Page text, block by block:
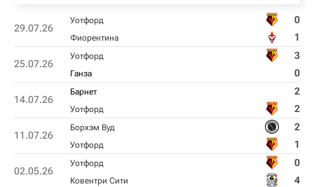
29.07.26
Уотфорд 0
Фиорентина 1
25.07.26
Уотфорд 3
Ганза 0
14.07.26
Барнет 2
Уотфорд 2
11.07.26
Борхэм Вуд 2
Уотфорд 1
02.05.26
Уотфорд 0
Ковентри Сити 4